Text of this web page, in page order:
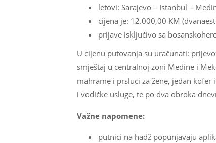
letovi: Sarajevo – Istanbul –
cijena je: 12.000,00 KM
prijave isključivo sa
U cijenu putovanja su uračunati:
smještaj u centralnoj zoni Medine i
mahrame i prsluci za žene, jedan
i vodičke usluge, te po dva obroka
Važne napomene:
putnici na hadž popunjavaju